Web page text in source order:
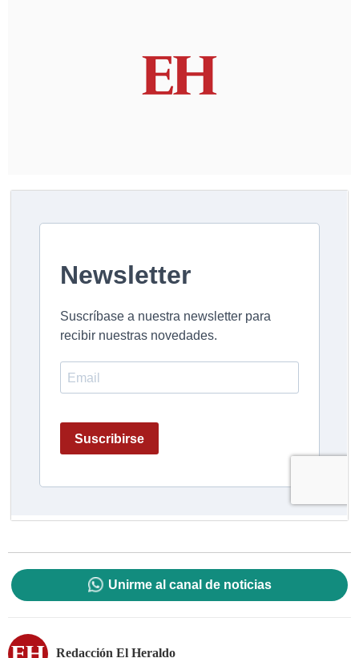
Unirme al canal de noticias
Redacción El Heraldo